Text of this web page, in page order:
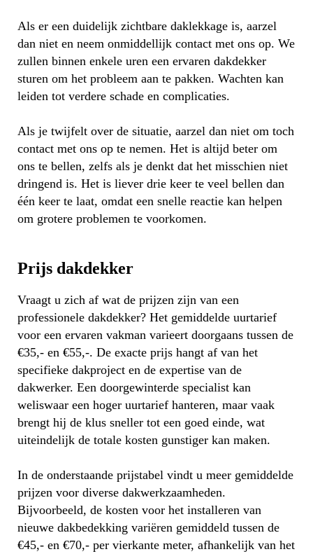
Als er een duidelijk zichtbare daklekkage is, aarzel
dan niet en neem onmiddellijk contact met ons op. We
zullen binnen enkele uren een ervaren dakdekker
sturen om het probleem aan te pakken. Wachten kan
leiden tot verdere schade en complicaties.
Als je twijfelt over de situatie, aarzel dan niet om toch
contact met ons op te nemen. Het is altijd beter om
ons te bellen, zelfs als je denkt dat het misschien niet
dringend is. Het is liever drie keer te veel bellen dan
één keer te laat, omdat een snelle reactie kan helpen
om grotere problemen te voorkomen.
Prijs dakdekker
Vraagt u zich af wat de prijzen zijn van een
professionele dakdekker? Het gemiddelde uurtarief
voor een ervaren vakman varieert doorgaans tussen de
€35,- en €55,-. De exacte prijs hangt af van het
specifieke dakproject en de expertise van de
dakwerker. Een doorgewinterde specialist kan
weliswaar een hoger uurtarief hanteren, maar vaak
brengt hij de klus sneller tot een goed einde, wat
uiteindelijk de totale kosten gunstiger kan maken.
In de onderstaande prijstabel vindt u meer gemiddelde
prijzen voor diverse dakwerkzaamheden.
Bijvoorbeeld, de kosten voor het installeren van
nieuwe dakbedekking variëren gemiddeld tussen de
€45,- en €70,- per vierkante meter, afhankelijk van het